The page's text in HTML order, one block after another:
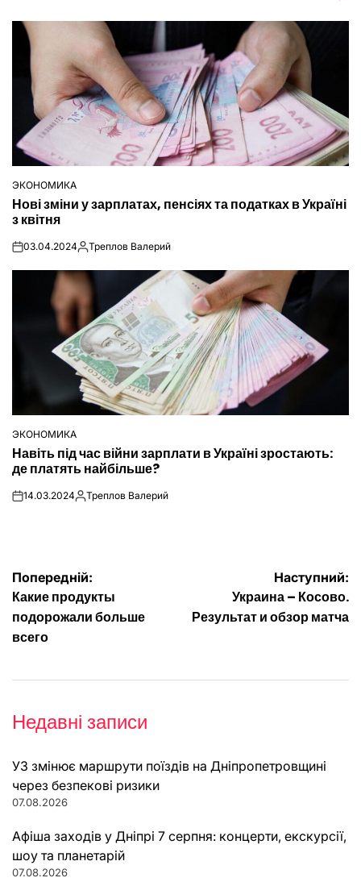
ОПУБЛІКУВАТИ
У
ЭКОНОМИКА
Нові зміни у зарплатах, пенсіях та податках в Україні
з квітня
on03.04.2024Опубліковано
Треплов Валерий
ОПУБЛІКУВАТИ
У
ЭКОНОМИКА
Навіть під час війни зарплати в Україні зростають:
де платять найбільше?
on14.03.2024Опубліковано
Треплов Валерий
Навігація
записів
Попередній:
Какие продукты
подорожали больше
всего
Наступний:
Украина – Косово.
Результат и обзор матча
Недавні записи
УЗ змінює маршрути поїздів на Дніпропетровщині
через безпекові ризики
07.08.2026
Афіша заходів у Дніпрі 7 серпня: концерти, екскурсії,
шоу та планетарій
07.08.2026